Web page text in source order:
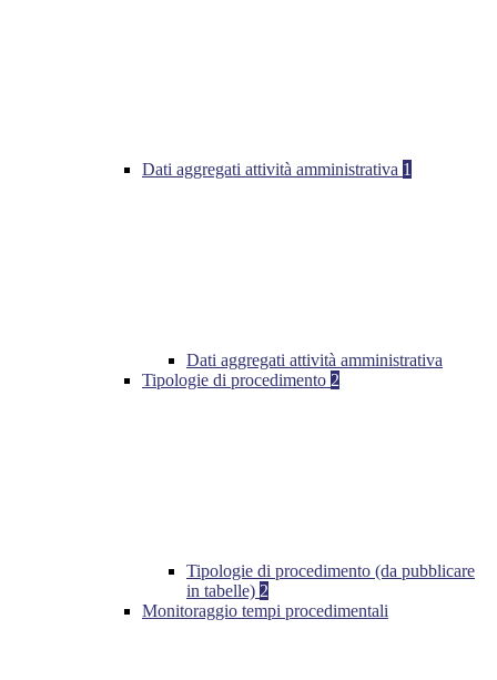
Dati aggregati attività amministrativa 1
Dati aggregati attività amministrativa
Tipologie di procedimento 2
Tipologie di procedimento (da pubblicare
in tabelle) 2
Monitoraggio tempi procedimentali